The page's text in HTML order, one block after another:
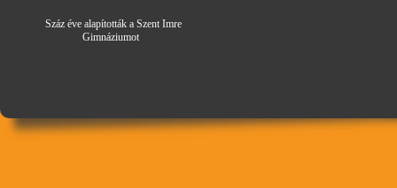
Száz éve alapították a Szent Imre
Gimnáziumot